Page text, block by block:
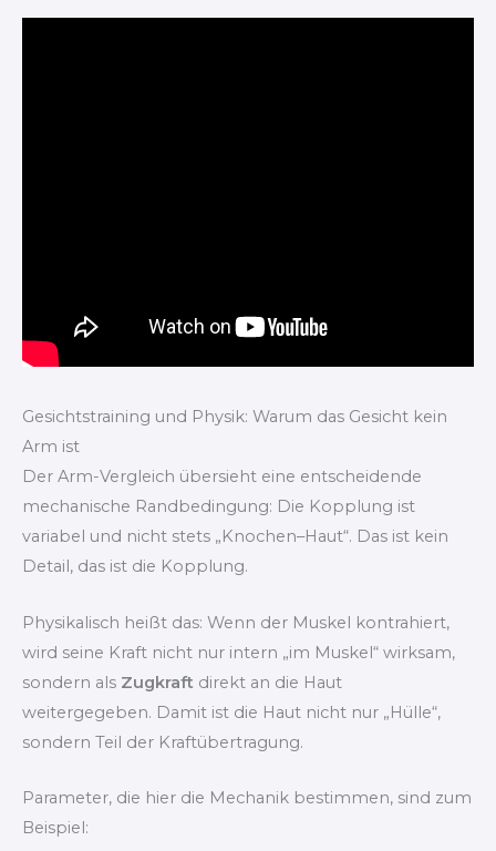
Gesichtstraining und Physik: Warum das Gesicht kein
Arm ist
Der Arm-Vergleich übersieht eine entscheidende
mechanische Randbedingung: Die Kopplung ist
variabel und nicht stets „Knochen–Haut“. Das ist kein
Detail, das ist die Kopplung.
Physikalisch heißt das: Wenn der Muskel kontrahiert,
wird seine Kraft nicht nur intern „im Muskel“ wirksam,
sondern als Zugkraft direkt an die Haut
weitergegeben. Damit ist die Haut nicht nur „Hülle“,
sondern Teil der Kraftübertragung.
Parameter, die hier die Mechanik bestimmen, sind zum
Beispiel: